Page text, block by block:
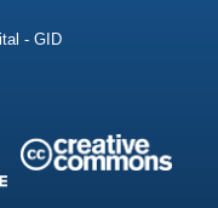
- GID